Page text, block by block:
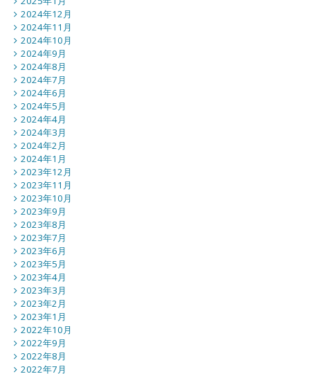
2024年12月
2024年11月
2024年10月
2024年9月
2024年8月
2024年7月
2024年6月
2024年5月
2024年4月
2024年3月
2024年2月
2024年1月
2023年12月
2023年11月
2023年10月
2023年9月
2023年8月
2023年7月
2023年6月
2023年5月
2023年4月
2023年3月
2023年2月
2023年1月
2022年10月
2022年9月
2022年8月
2022年7月